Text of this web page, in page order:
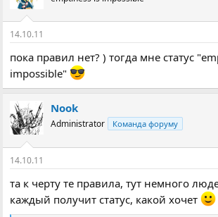
і
14.10.11
пока правил нет? ) тогда мне статус
impossible"
Nook
Administrator Команда форуму
14.10.11
та к черту те правила, тут немного
каждый получит статус, какой хочет